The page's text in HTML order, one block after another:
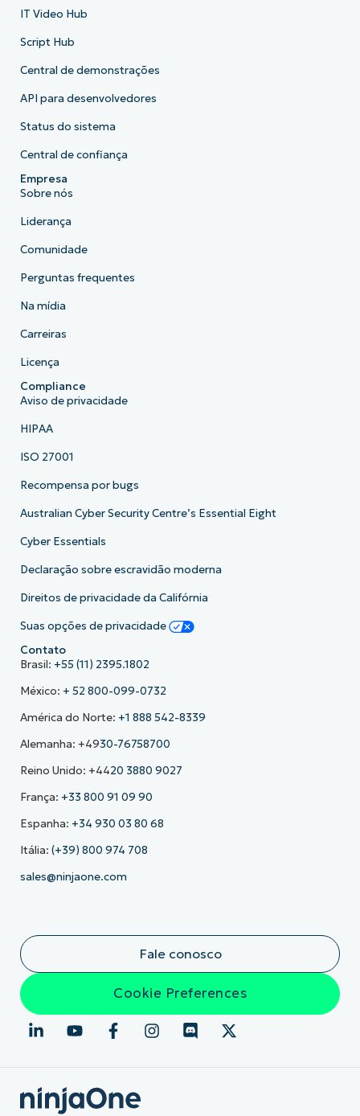
IT Video Hub
Script Hub
Central de demonstrações
API para desenvolvedores
Status do sistema
Central de confiança
Empresa
Sobre nós
Liderança
Comunidade
Perguntas frequentes
Na mídia
Carreiras
Licença
Compliance
Aviso de privacidade
HIPAA
ISO 27001
Recompensa por bugs
Australian Cyber Security Centre’s Essential Eight
Cyber Essentials
Declaração sobre escravidão moderna
Direitos de privacidade da Califórnia
Suas opções de privacidade
Contato
Brasil: +55 (11) 2395.1802
México: + 52 800-099-0732
América do Norte: +1 888 542-8339
Alemanha: +4930-76758700
Reino Unido: +4420 3880 9027
França: +33 800 91 09 90
Espanha: +34 930 03 80 68
Itália: (+39) 800 974 708
sales@ninjaone.com
Fale conosco
Cookie Preferences